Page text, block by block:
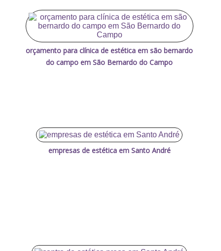
orçamento para clínica de estética em são bernardo
do campo em São Bernardo do Campo
empresas de estética em Santo André